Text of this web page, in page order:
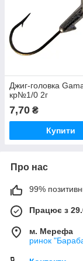
Джиг-головка
кр№1/0 2г
7,70 ₴
Купити
Про нас
99%
Працює з
м. Мерефа
ринок